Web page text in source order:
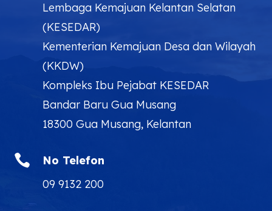
Lembaga Kemajuan Kelantan Selatan
(KESEDAR)
Kementerian Kemajuan Desa dan Wilayah
(KKDW)
Kompleks Ibu Pejabat KESEDAR
Bandar Baru Gua Musang
18300 Gua Musang, Kelantan

No Telefon
09 9132 200